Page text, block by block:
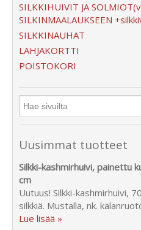
SILKKIHUIVIT JA
SILKINMAALAUKSEEN
SILKKINAUHAT
LAHJAKORTTI
POISTOKORI
Uusimmat tuotteet
Silkki-kashmirhuivi, painettu
cm
Uutuus! Silkki-kashmirhuivi,
silkkiä. Mustalla, nk.
Lue lisää »